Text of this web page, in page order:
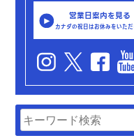
営業日案内を見る
カナダの祝日はお休みをいただ